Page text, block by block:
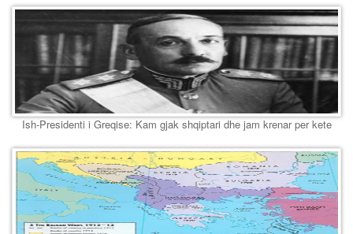
Ish-Presidenti i Greqise: Kam gjak shqiptari dhe jam krenar per kete